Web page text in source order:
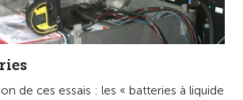
de ces essais : les « batteries à liquide